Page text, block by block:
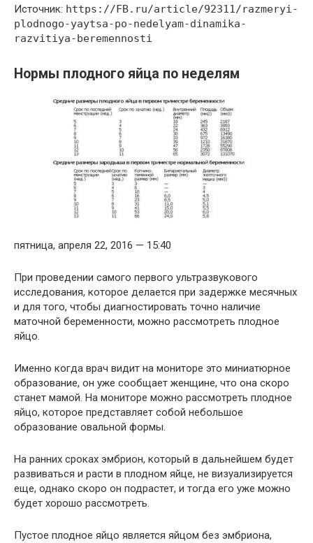
Источник: https://FB.ru/article/92311/razmeryi-
plodnogo-yaytsa-po-nedelyam-dinamika-
razvitiya-beremennosti
Нормы плодного яйца по неделям
пятница, апреля 22, 2016 — 15:40
При проведении самого первого ультразвукового
исследования, которое делается при задержке месячных
и для того, чтобы диагностировать точно наличие
маточной беременности, можно рассмотреть плодное
яйцо.
Именно когда врач видит на мониторе это миниатюрное
образование, он уже сообщает женщине, что она скоро
станет мамой. На мониторе можно рассмотреть плодное
яйцо, которое представляет собой небольшое
образование овальной формы.
На ранних сроках эмбрион, который в дальнейшем будет
развиваться и расти в плодном яйце, не визуализируется
еще, однако скоро он подрастет, и тогда его уже можно
будет хорошо рассмотреть.
Пустое плодное яйцо является яйцом без эмбриона,